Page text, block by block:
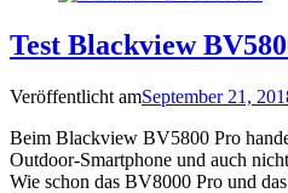
Test Blackview
Veröffentlicht amSeptember 21,
Beim Blackview BV5800 Pro
Outdoor-Smartphone und auch
Wie schon das BV8000 Pro und